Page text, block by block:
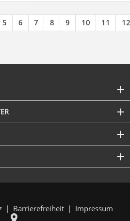
5 6 7 8 9 10 11 12
Barrierefreiheit Impressum
